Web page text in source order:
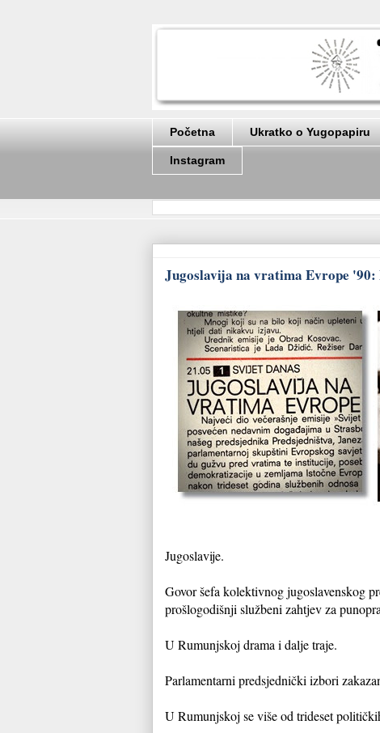
Početna Ukratko o Yugopapiru
Instagram
Jugoslavija na vratima Evrope '90:
Jugoslavije.
Govor šefa kolektivnog jugoslavenskog
prošlogodišnji službeni zahtjev za
U Rumunjskoj drama i dalje traje.
Parlamentarni predsjednički izbori
U Rumunjskoj se više od trideset